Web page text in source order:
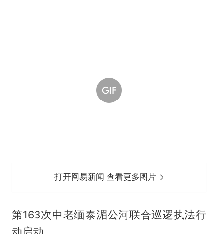
打开网易新闻 查看更多图片
第163次中老缅泰湄公河联合巡逻执法行
动启动。